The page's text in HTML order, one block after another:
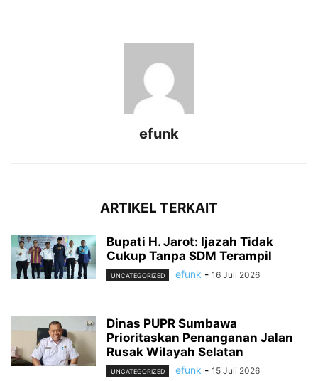
efunk
ARTIKEL TERKAIT
Bupati H. Jarot: Ijazah Tidak
Cukup Tanpa SDM Terampil
UNCATEGORIZED efunk - 16 Juli 2026
Dinas PUPR Sumbawa
Prioritaskan Penanganan Jalan
Rusak Wilayah Selatan
UNCATEGORIZED efunk - 15 Juli 2026